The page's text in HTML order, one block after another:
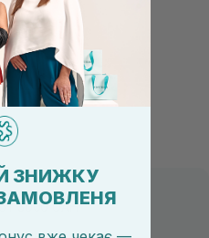
3000 UAH
ЗНИЖКУ